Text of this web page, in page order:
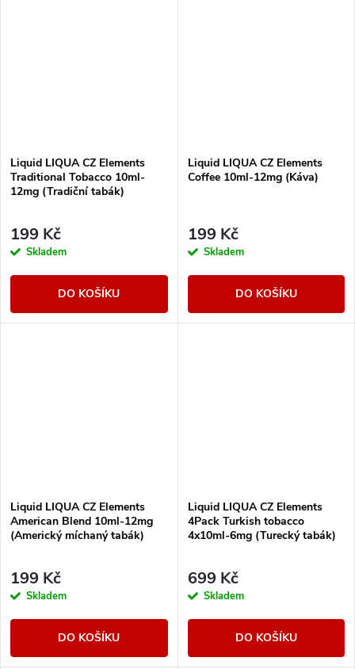
Liquid LIQUA CZ Elements
Traditional Tobacco 10ml-
12mg (Tradiční tabák)
199 Kč
Skladem
DO KOŠÍKU
Liquid LIQUA CZ Elements
Coffee 10ml-12mg (Káva)
199 Kč
Skladem
DO KOŠÍKU
Liquid LIQUA CZ Elements
American Blend 10ml-12mg
(Americký míchaný tabák)
199 Kč
Skladem
DO KOŠÍKU
Liquid LIQUA CZ Elements
4Pack Turkish tobacco
4x10ml-6mg (Turecký tabák)
699 Kč
Skladem
DO KOŠÍKU